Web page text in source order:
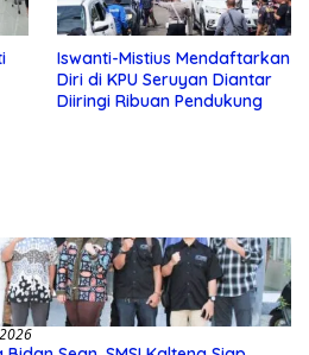
Iswanti-Mistius Mendaftarkan
Diri di KPU Seruyan Diantar
Diiringi Ribuan Pendukung